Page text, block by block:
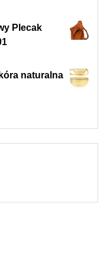
Plecak
naturalna